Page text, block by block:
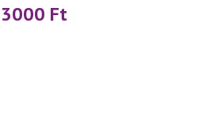
3000 Ft